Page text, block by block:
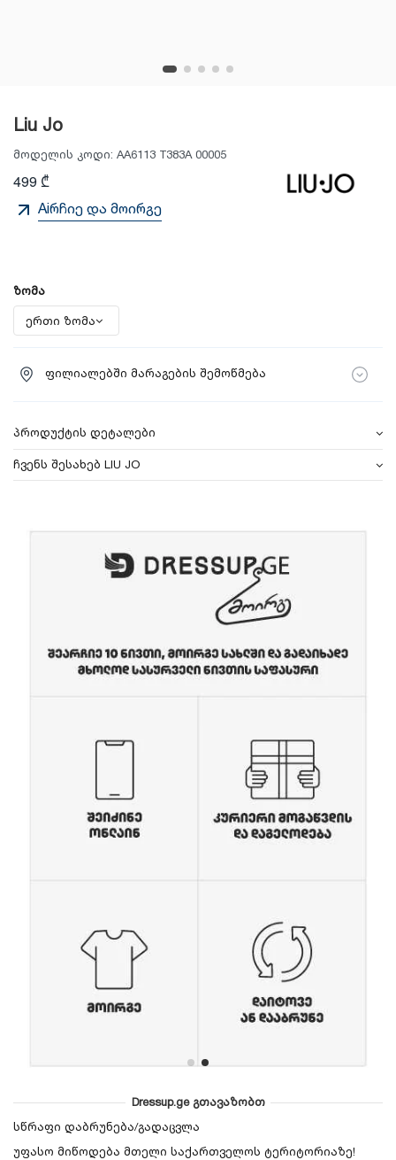
Liu Jo
მოდელის კოდი: AA6113 T383A 00005
499 ₾
Aiრჩიე და მოირგე
ზომა
ფილიალებში მარაგების შემოწმება
პროდუქტის დეტალები
ჩვენს შესახებ LIU JO
Dressup.ge გთავაზობთ
სწრაფი დაბრუნება/გადაცვლა
უფასო მიწოდება მთელი საქართველოს ტერიტორიაზე!